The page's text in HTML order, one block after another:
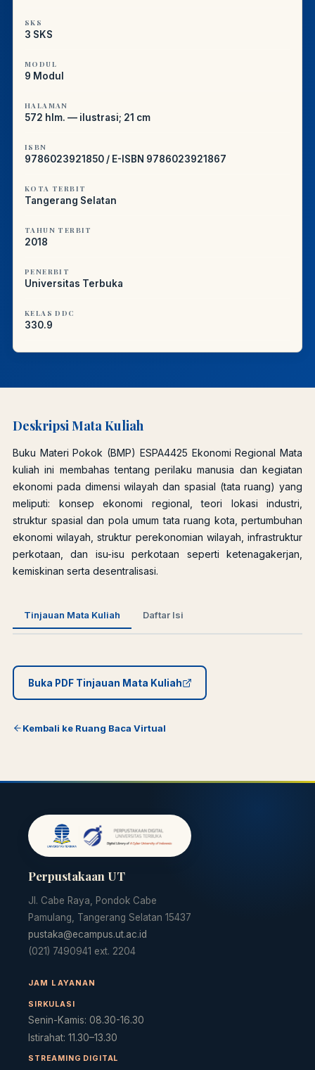
SKS
3 SKS
MODUL
9 Modul
HALAMAN
572 hlm. — ilustrasi; 21 cm
ISBN
9786023921850 / E-ISBN 9786023921867
KOTA TERBIT
Tangerang Selatan
TAHUN TERBIT
2018
PENERBIT
Universitas Terbuka
KELAS DDC
330.9
Deskripsi Mata Kuliah
Buku Materi Pokok (BMP) ESPA4425 Ekonomi Regional Mata
kuliah ini membahas tentang perilaku manusia dan kegiatan
ekonomi pada dimensi wilayah dan spasial (tata ruang) yang
meliputi: konsep ekonomi regional, teori lokasi industri,
struktur spasial dan pola umum tata ruang kota, pertumbuhan
ekonomi wilayah, struktur perekonomian wilayah, infrastruktur
perkotaan, dan isu-isu perkotaan seperti ketenagakerjan,
kemiskinan serta desentralisasi.
Tinjauan Mata Kuliah Daftar Isi
Buka PDF Tinjauan Mata Kuliah
Kembali ke Ruang Baca Virtual
Perpustakaan UT
Jl. Cabe Raya, Pondok Cabe
Pamulang, Tangerang Selatan 15437
pustaka@ecampus.ut.ac.id
(021) 7490941 ext. 2204
JAM LAYANAN
SIRKULASI
Senin-Kamis: 08.30-16.30
Istirahat: 11.30–13.30
STREAMING DIGITAL